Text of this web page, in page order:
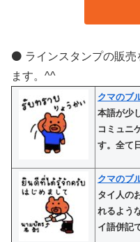
⚫️ ラインスタンプの販
ます。^^
クマのブ
本語が少
コミュニ
す。全て
クマのブ
タイ人の
れるよう
イ語併記